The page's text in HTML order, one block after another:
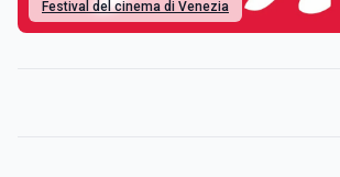
Festival del cinema di Venezia